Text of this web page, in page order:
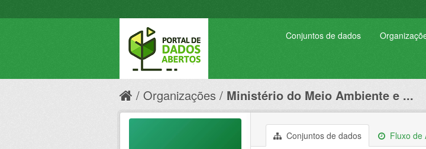
Conjuntos de dados
Organizações Ministério do Meio Ambiente e ...
Conjuntos de dados Fluxo de